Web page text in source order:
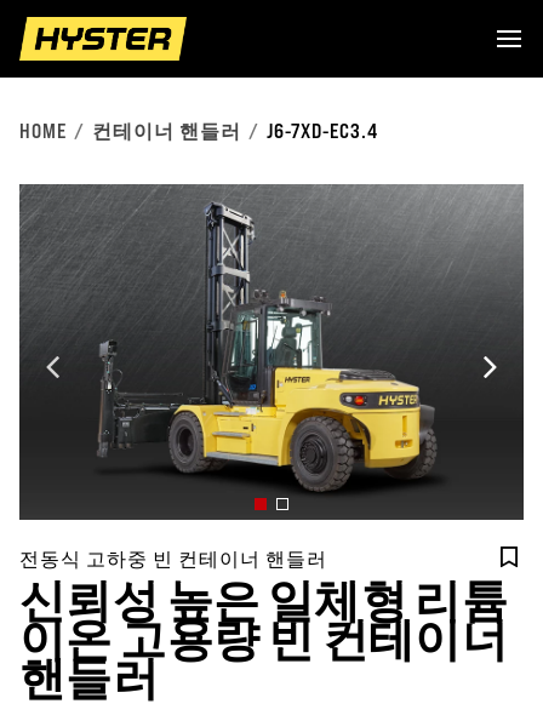
HOME 컨테이너 핸들러 J6-7XD-EC3.4
전동식 고하중 빈 컨테이너 핸들러
신뢰성 높은 일체형 리튬
이온 고용량 빈 컨테이너
핸들러